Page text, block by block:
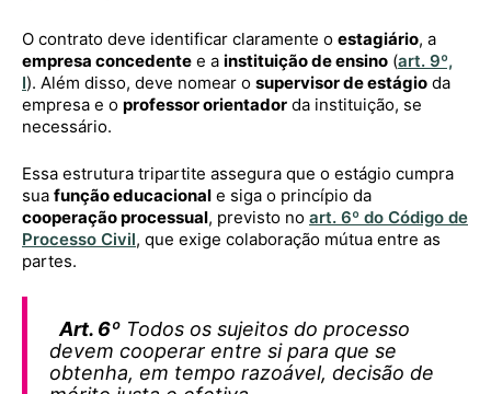
O contrato deve identificar claramente o estagiário, a
empresa concedente e a instituição de ensino (art. 9º,
I). Além disso, deve nomear o supervisor de estágio da
empresa e o professor orientador da instituição, se
necessário.
Essa estrutura tripartite assegura que o estágio cumpra
sua função educacional e siga o princípio da
cooperação processual, previsto no art. 6º do Código de
Processo Civil, que exige colaboração mútua entre as
partes.
Art. 6º Todos os sujeitos do processo
devem cooperar entre si para que se
obtenha, em tempo razoável, decisão de